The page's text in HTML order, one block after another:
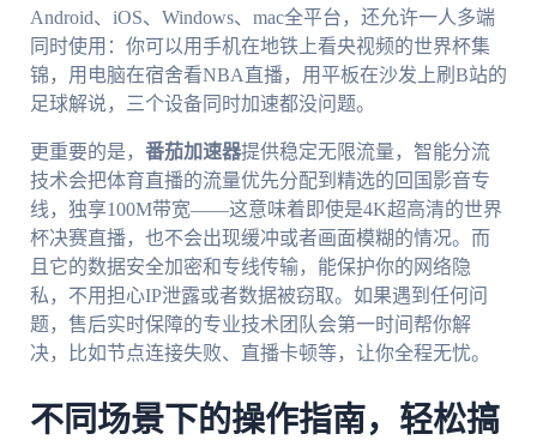
Android、iOS、Windows、mac全平台，还允许一人多端
同时使用：你可以用手机在地铁上看央视频的世界杯集
锦，用电脑在宿舍看NBA直播，用平板在沙发上刷B站的
足球解说，三个设备同时加速都没问题。
更重要的是， 番茄加速器提供稳定无限流量，智能分流
技术会把体育直播的流量优先分配到精选的回国影音专
线，独享100M带宽——这意味着即使是4K超高清的世界
杯决赛直播，也不会出现缓冲或者画面模糊的情况。而
且它的数据安全加密和专线传输，能保护你的网络隐
私，不用担心IP泄露或者数据被窃取。如果遇到任何问
题，售后实时保障的专业技术团队会第一时间帮你解
决，比如节点连接失败、直播卡顿等，让你全程无忧。
不同场景下的操作指南，轻松搞